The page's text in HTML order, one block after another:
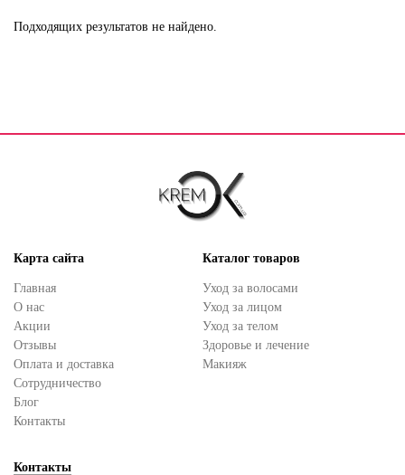
Подходящих результатов не найдено.
Карта сайта
Главная
О нас
Акции
Отзывы
Оплата и доставка
Сотрудничество
Блог
Контакты
Каталог товаров
Уход за волосами
Уход за лицом
Уход за телом
Здоровье и лечение
Макияж
Контакты